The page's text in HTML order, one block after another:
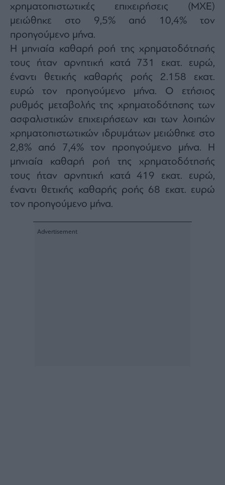
χρηματοπιστωτικές επιχειρήσεις (ΜΧΕ)
μειώθηκε στο 9,5% από 10,4% τον
προηγούμενο μήνα.
Η μηνιαία καθαρή ροή της χρηματοδότησής
τους ήταν αρνητική κατά 731 εκατ. ευρώ,
έναντι θετικής καθαρής ροής 2.158 εκατ.
ευρώ τον προηγούμενο μήνα. Ο ετήσιος
ρυθμός μεταβολής της χρηματοδότησης των
ασφαλιστικών επιχειρήσεων και των λοιπών
χρηματοπιστωτικών ιδρυμάτων μειώθηκε στο
2,8% από 7,4% τον προηγούμενο μήνα. Η
μηνιαία καθαρή ροή της χρηματοδότησής
τους ήταν αρνητική κατά 419 εκατ. ευρώ,
έναντι θετικής καθαρής ροής 68 εκατ. ευρώ
τον προηγούμενο μήνα.